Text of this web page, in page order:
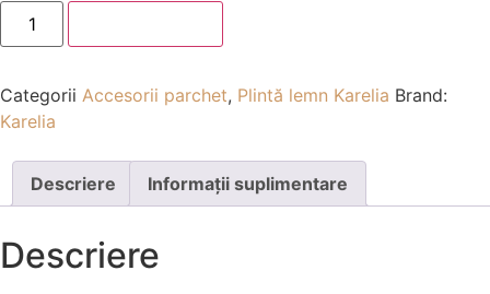
Categorii Accesorii parchet, Plintă lemn Karelia Brand:
Karelia
Descriere Informații suplimentare
Descriere